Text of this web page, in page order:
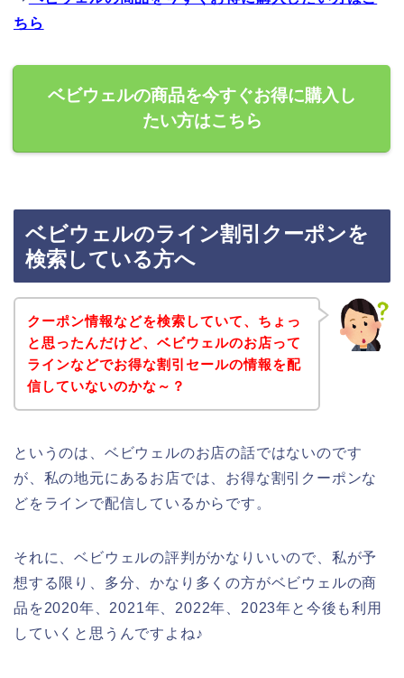
ちら
ベビウェルの商品を今すぐお得に購入し
たい方はこちら
ベビウェルのライン割引クーポンを
検索している方へ
クーポン情報などを検索していて、ちょっ
と思ったんだけど、ベビウェルのお店って
ラインなどでお得な割引セールの情報を配
信していないのかな～？
というのは、ベビウェルのお店の話ではないのです
が、私の地元にあるお店では、お得な割引クーポンな
どをラインで配信しているからです。
それに、ベビウェルの評判がかなりいいので、私が予
想する限り、多分、かなり多くの方がベビウェルの商
品を2020年、2021年、2022年、2023年と今後も利用
していくと思うんですよね♪